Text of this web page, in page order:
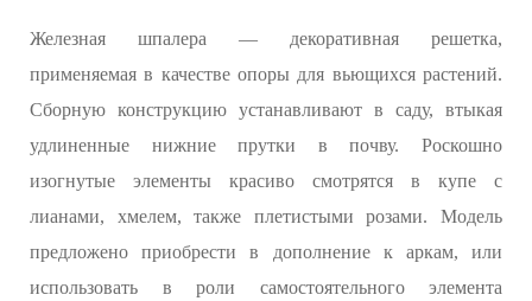
Железная шпалера — декоративная решетка,
применяемая в качестве опоры для вьющихся растений.
Сборную конструкцию устанавливают в саду, втыкая
удлиненные нижние прутки в почву. Роскошно
изогнутые элементы красиво смотрятся в купе с
лианами, хмелем, также плетистыми розами. Модель
предложено приобрести в дополнение к аркам, или
использовать в роли самостоятельного элемента